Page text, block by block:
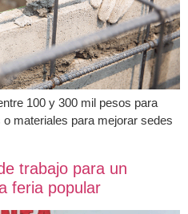
100 y 300 mil pesos para
materiales para mejorar sedes
trabajo para un
feria popular